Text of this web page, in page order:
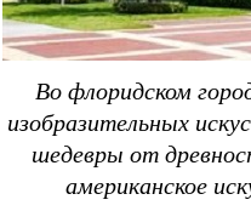
Во флоридском
изобразительных
шедевры от
американское